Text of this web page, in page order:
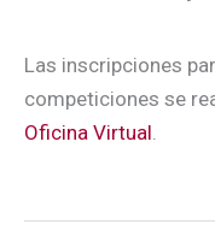
Las inscripciones
competiciones se
Oficina Virtual